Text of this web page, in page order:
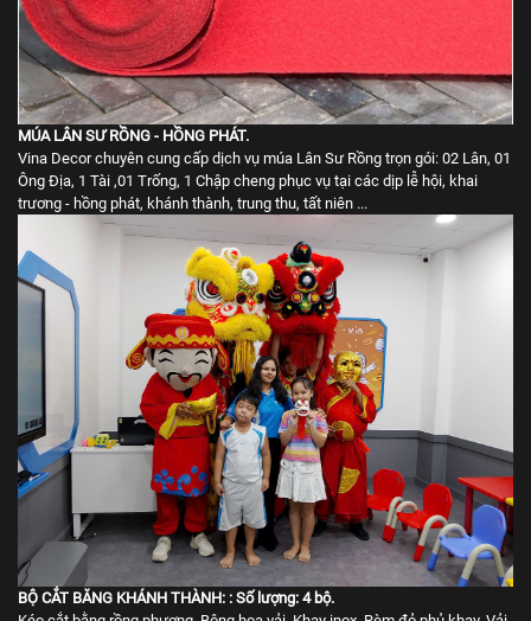
MÚA LÂN SƯ RỒNG - HỒNG PHÁT.
Vina Decor chuyên cung cấp dịch vụ múa Lân Sư Rồng trọn gói: 02 Lân, 01
Ông Địa, 1 Tài ,01 Trống, 1 Chập cheng phục vụ tại các dịp lễ hội, khai
trương - hồng phát, khánh thành, trung thu, tất niên ...
BỘ CẮT BĂNG KHÁNH THÀNH: : Số lượng: 4 bộ.